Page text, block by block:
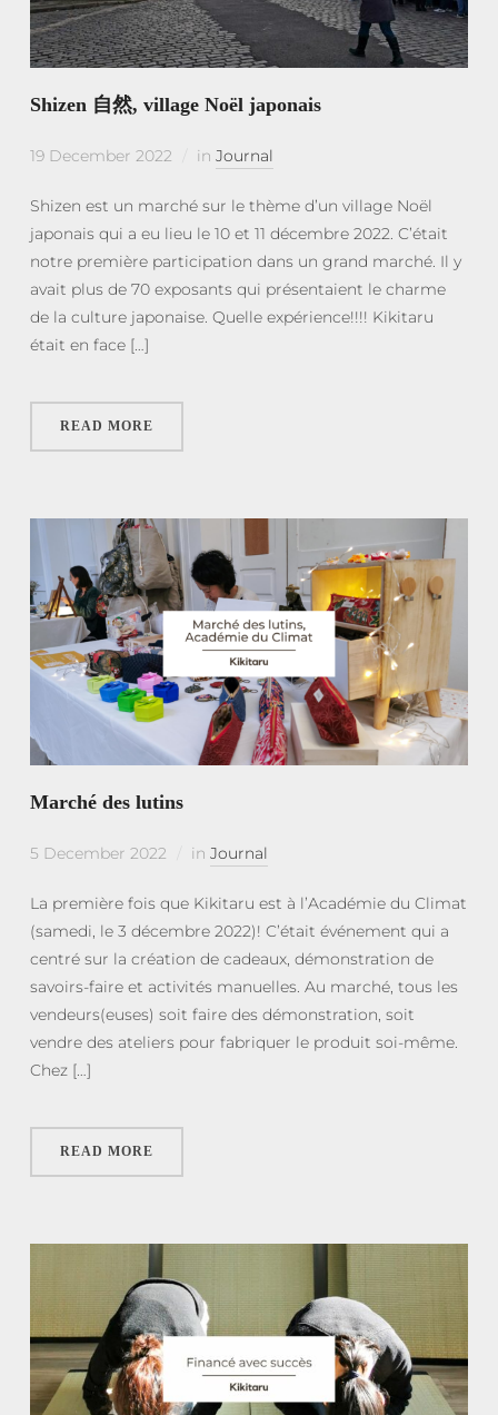
Shizen 自然, village Noël japonais
19 December 2022 in Journal
Shizen est un marché sur le thème d’un village Noël
japonais qui a eu lieu le 10 et 11 décembre 2022. C’était
notre première participation dans un grand marché. Il y
avait plus de 70 exposants qui présentaient le charme
de la culture japonaise. Quelle expérience!!!! Kikitaru
était en face […]
READ MORE
Marché des lutins
5 December 2022 in Journal
La première fois que Kikitaru est à l’Académie du Climat
(samedi, le 3 décembre 2022)! C’était événement qui a
centré sur la création de cadeaux, démonstration de
savoirs-faire et activités manuelles. Au marché, tous les
vendeurs(euses) soit faire des démonstration, soit
vendre des ateliers pour fabriquer le produit soi-même.
Chez […]
READ MORE